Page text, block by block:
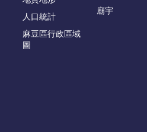
人口統計
麻豆區行政區域
圖
廟宇